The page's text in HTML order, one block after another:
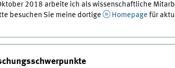
2018 arbeite ich als wissenschaftliche
besuchen Sie meine dortige
Homepage für